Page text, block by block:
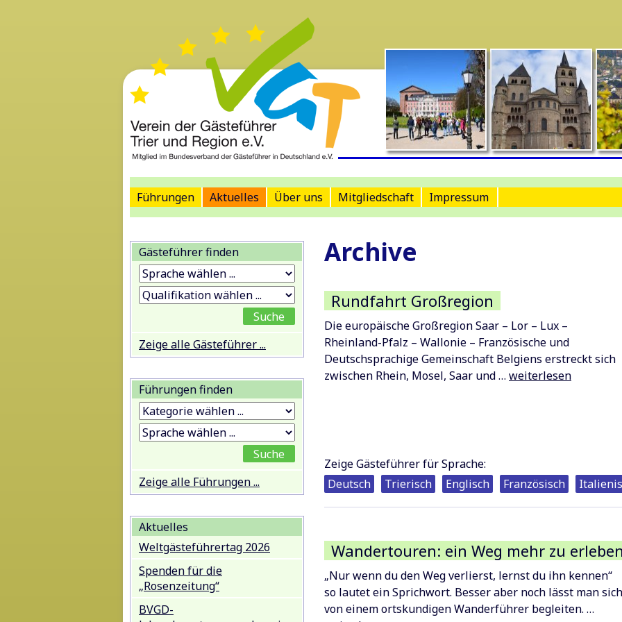
Führungen Aktuelles Über uns Mitgliedschaft Impressum
Archive
Rundfahrt Großregion
Die europäische Großregion Saar – Lor – Lux –
Rheinland-Pfalz – Wallonie – Französische und
Deutschsprachige Gemeinschaft Belgiens erstreckt sich
zwischen Rhein, Mosel, Saar und … Rundfahrt
weiterlesen
Zeige Gästeführer für Sprache:
Deutsch
Trierisch Englisch Französisch
Wandertouren: ein Weg mehr zu erleben
„Nur wenn du den Weg verlierst, lernst du ihn kennen“
so lautet ein Sprichwort. Besser aber noch lässt man sich
von einem ortskundigen Wanderführer begleiten. …
Gästeführer finden
Zeige alle Gästeführer ...
Führungen finden
Zeige alle Führungen ...
Aktuelles
Weltgästeführertag 2026
Spenden für die
„Rosenzeitung“
BVGD-